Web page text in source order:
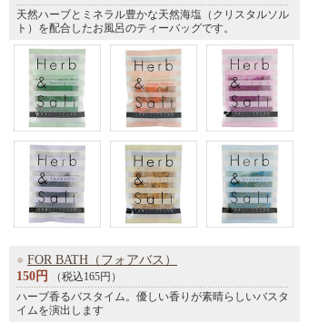
天然ハーブとミネラル豊かな天然海塩（クリスタルソル
ト）を配合したお風呂のティーバッグです。
● FOR BATH（フォアバス）
150円
（税込165円）
ハーブ香るバスタイム。優しい香りが素晴らしいバスタ
イムを演出します